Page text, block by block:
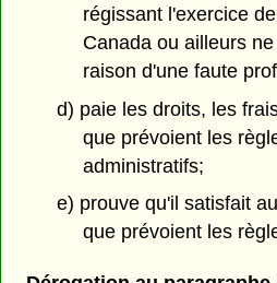
régissant l'exercice
Canada ou ailleurs
raison d'une faute
d) paie les droits, les
que prévoient les
administratifs;
e) prouve qu'il satisfait
que prévoient les